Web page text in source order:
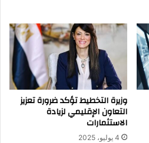
وزيرة التخطيط تؤكد ضرورة تعزيز
التعاون الإقليمي لزيادة
الاستثمارات
4 يوليو، 2025